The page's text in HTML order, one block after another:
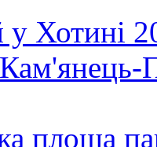
у Хотині
площа